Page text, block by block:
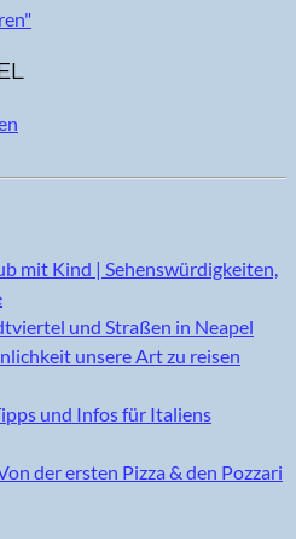
mit Kind | Sehenswürdigkeiten,
und Straßen in Neapel
unsere Art zu reisen
und Infos für Italiens
der ersten Pizza & den Pozzari